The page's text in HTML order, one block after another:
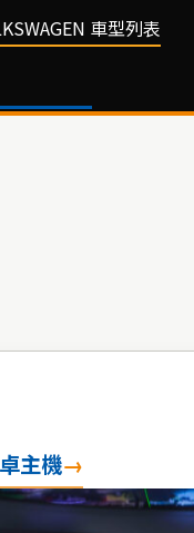
車型列表
主機